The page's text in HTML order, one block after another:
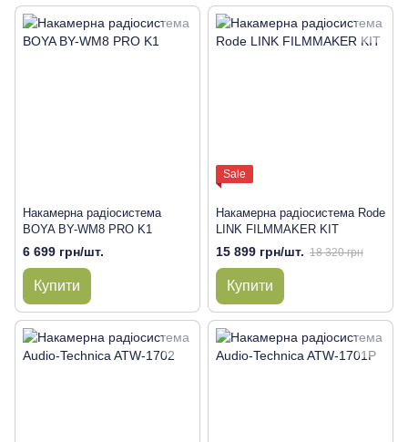
Накамерна радіосистема
BOYA BY-WM8 PRO K1
6 699 грн/шт.
Купити
Sale
Накамерна радіосистема Rode
LINK FILMMAKER KIT
15 899 грн/шт. 18 320 грн
Купити